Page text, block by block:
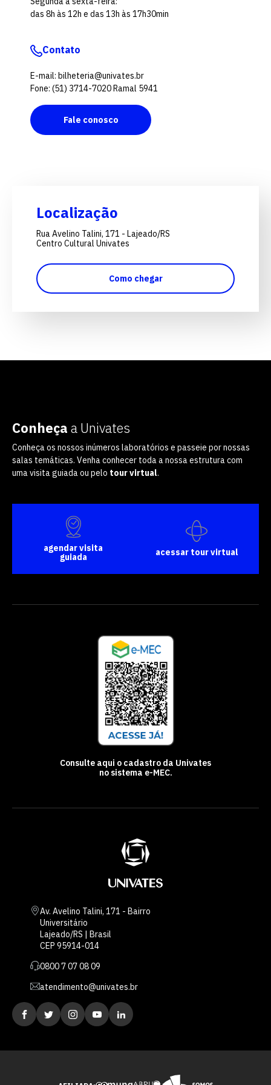
das 8h às 12h e das 13h às 17h30min
Contato
E-mail: bilheteria@univates.br
Fone: (51) 3714-7020 Ramal 5941
Fale conosco
Localização
Rua Avelino Talini, 171 - Lajeado/RS
Centro Cultural Univates
Como chegar
Conheça a Univates
Conheça os nossos inúmeros laboratórios e passeie por nossas
salas temáticas. Venha conhecer toda a nossa estrutura com
uma visita guiada ou pelo tour virtual.
agendar visita
guiada
acessar tour virtual
Consulte aqui o cadastro da Univates
no sistema e-MEC.
Av. Avelino Talini, 171 - Bairro
Universitário
Lajeado/RS | Brasil
CEP 95914-014
0800 7 07 08 09
atendimento@univates.br